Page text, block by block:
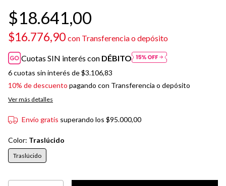
$18.641,00
$16.776,90 con Transferencia o depósito
Cuotas SIN interés con DÉBITO
6cuotas sin interés de$3.106,83
10% de descuento pagando con Transferencia o depósito
Ver más detalles
Envío gratis superando los $95.000,00
Color: Traslúcido
Traslúcido